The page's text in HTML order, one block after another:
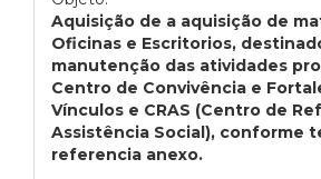
Aquisição de a aquisição de
Oficinas e Escritorios,
manutenção das atividades
Centro de Convivência e
Vínculos e CRAS (Centro de
Assistência Social), conforme
referencia anexo.